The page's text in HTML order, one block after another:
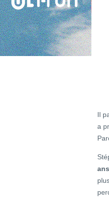
Il
a